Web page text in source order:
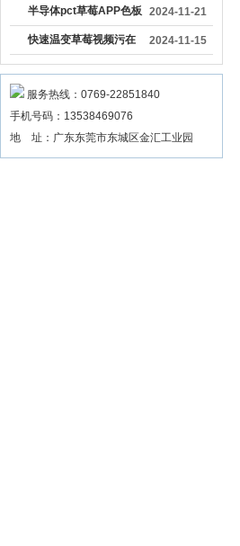
精确地模拟实际工作环
境
线观看的温度波动度和
温度均匀度是多少
半导体pct草莓APP色板
下载的结构组成与工作
原理
2024-11-21
快速温变草莓视频污在
线观看设备工艺
2024-11-15
服务热线：0769-22851840
手机号码：13538469076
地 址：广东东莞市东城区金汇工业园